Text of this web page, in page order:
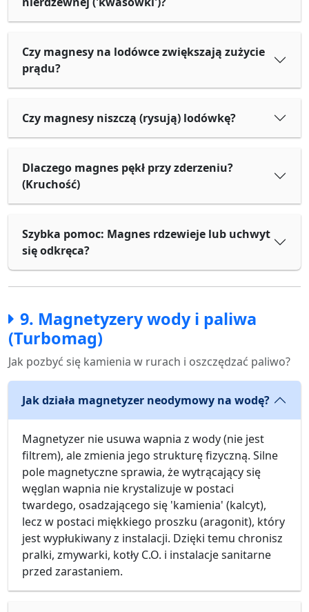
Czy magnesy na lodówce zwiększają zużycie
prądu?
Czy magnesy niszczą (rysują) lodówkę?
Dlaczego magnes pękł przy zderzeniu?
(Kruchość)
Szybka pomoc: Magnes rdzewieje lub uchwyt
się odkręca?
9. Magnetyzery wody i paliwa
(Turbomag)
Jak pozbyć się kamienia w rurach i oszczędzać paliwo?
Jak działa magnetyzer neodymowy na wodę?
Magnetyzer nie usuwa wapnia z wody (nie jest
filtrem), ale zmienia jego strukturę fizyczną. Silne
pole magnetyczne sprawia, że wytrącający się
węglan wapnia nie krystalizuje w postaci
twardego, osadzającego się 'kamienia' (kalcyt),
lecz w postaci miękkiego proszku (aragonit), który
jest wypłukiwany z instalacji. Dzięki temu chronisz
pralki, zmywarki, kotły C.O. i instalacje sanitarne
przed zarastaniem.